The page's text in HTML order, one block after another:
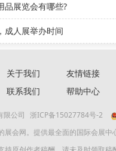
品展览会有哪些?
成人展举办时间
关于我们
联系我们
友情链接
帮助中心
限公司 浙ICP备15027784号-2
展会网。提供最全面的国际会展